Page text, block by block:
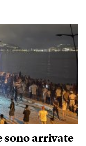
sono arrivate